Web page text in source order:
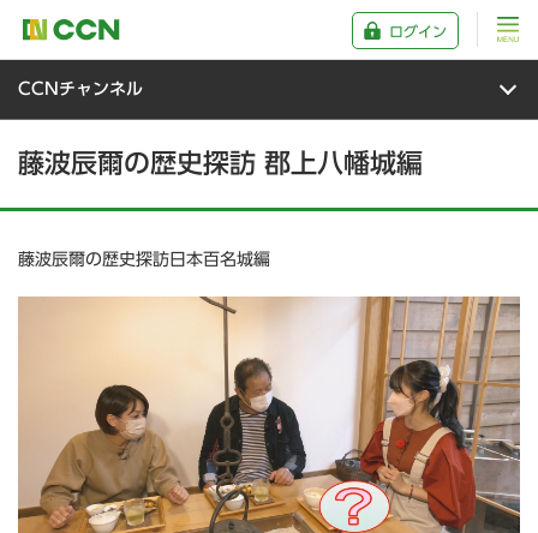
ログイン
CCNチャンネル
藤波辰爾の歴史探訪 郡上八幡城編
藤波辰爾の歴史探訪日本百名城編